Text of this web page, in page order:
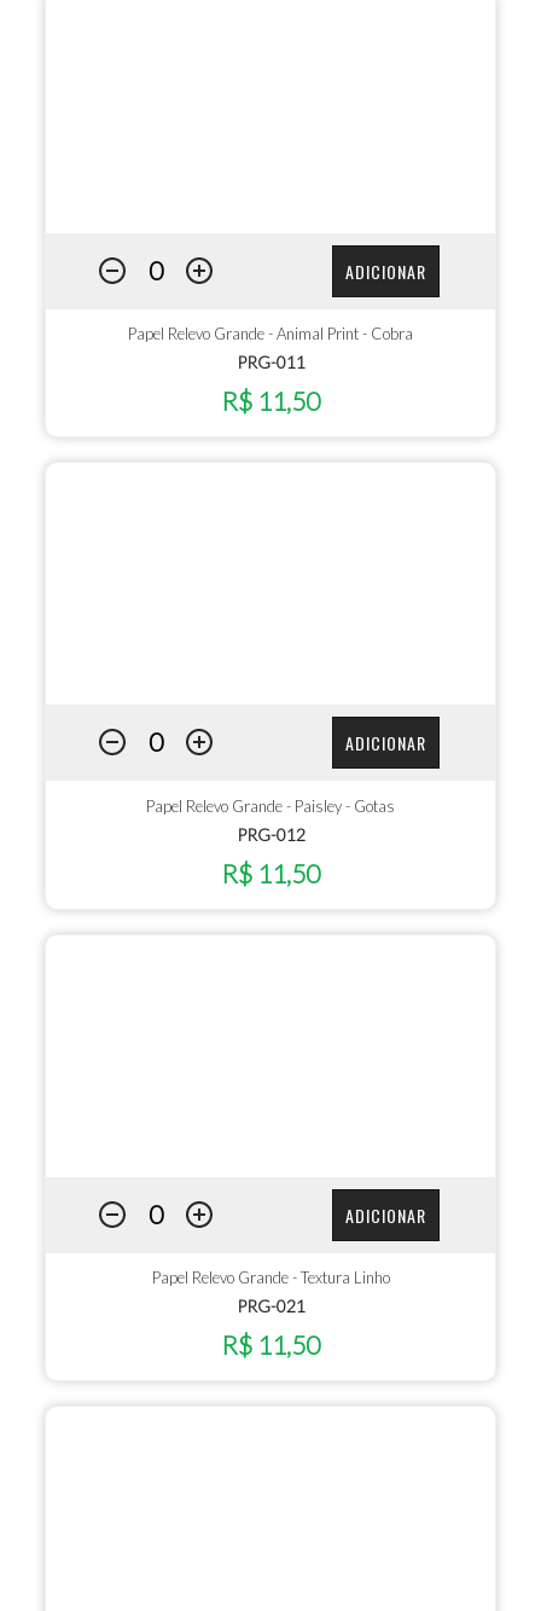
ADICIONAR
Papel Relevo Grande - Animal Print - Cobra
PRG-011
R$ 11,50
ADICIONAR
Papel Relevo Grande - Paisley - Gotas
PRG-012
R$ 11,50
ADICIONAR
Papel Relevo Grande - Textura Linho
PRG-021
R$ 11,50